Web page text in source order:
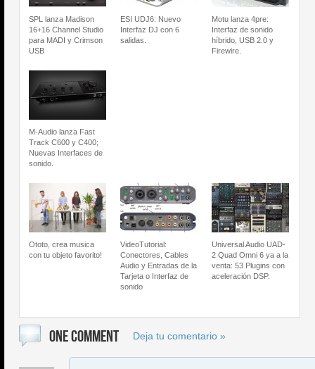
SPL lanza Madison
16+16 Channel Studio
para MADI y Crimson
USB
ESI UDJ6: Nuevo
Interfaz DJ con 6
salidas.
Motu lanza 4pre:
Interfaz de sonido
híbrido, USB 2.0 y
Firewire.
M-Audio lanza Fast
Track C600 y C400;
Nuevas Interfaces de
sonido.
Ototo, crea musica
con tu objeto favorito!
VideoTutorial:
Conectores, Cables
Audio y Entradas de la
Tarjeta o Interfaz de
sonido
Universal Audio UAD-
2 Quad Omni 6 ya a la
venta: 53 Plugins con
aceleración DSP.
ONE COMMENT Deja tu comentario »